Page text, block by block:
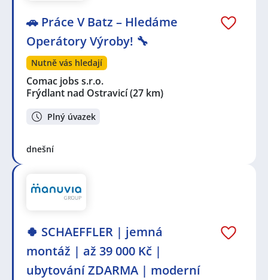
🚗 Práce V Batz – Hledáme
Operátory Výroby! 🔧
Nutně vás hledají
Comac jobs s.r.o.
Frýdlant nad Ostravicí(27 km)
Plný úvazek
dnešní
🍀 SCHAEFFLER | jemná
montáž | až 39 000 Kč |
ubytování ZDARMA | moderní